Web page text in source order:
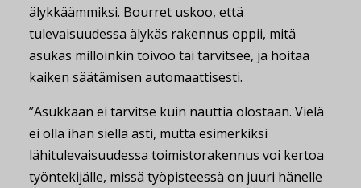
älykkäämmiksi. Bourret uskoo, että
tulevaisuudessa älykäs rakennus oppii, mitä
asukas milloinkin toivoo tai tarvitsee, ja hoitaa
kaiken säätämisen automaattisesti.
”Asukkaan ei tarvitse kuin nauttia olostaan. Vielä
ei olla ihan siellä asti, mutta esimerkiksi
lähitulevaisuudessa toimistorakennus voi kertoa
työntekijälle, missä työpisteessä on juuri hänelle